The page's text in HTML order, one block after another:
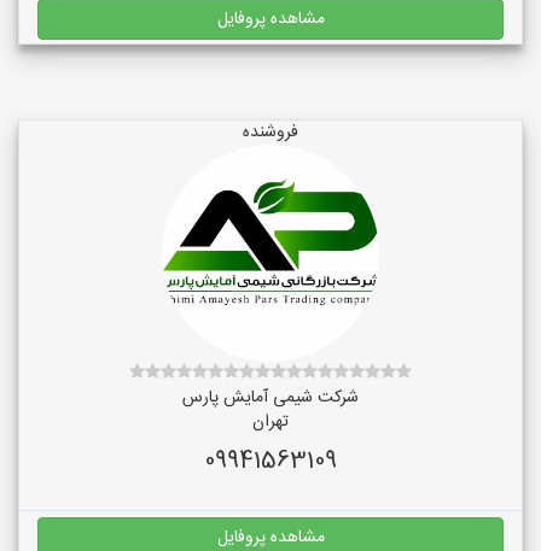
مشاهده پروفایل
فروشنده
شرکت شیمی آمایش پارس
تهران
09941563109
مشاهده پروفایل